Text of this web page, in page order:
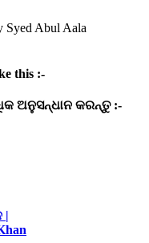
Syed Abul Aala
this :-
ଅନୁସନ୍ଧାନ କରନ୍ତୁ :-
|